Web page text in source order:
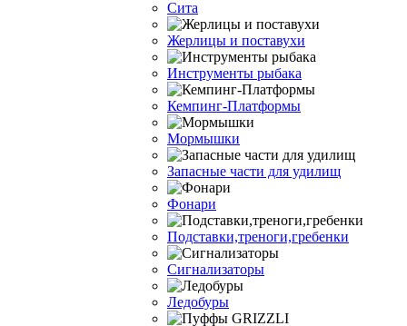
Сита
Жерлицы и поставухи
Инструменты рыбака
Кемпинг-Платформы
Мормышки
Запасные части для удилищ
Фонари
Подставки,треноги,гребенки
Сигнализаторы
Ледобуры